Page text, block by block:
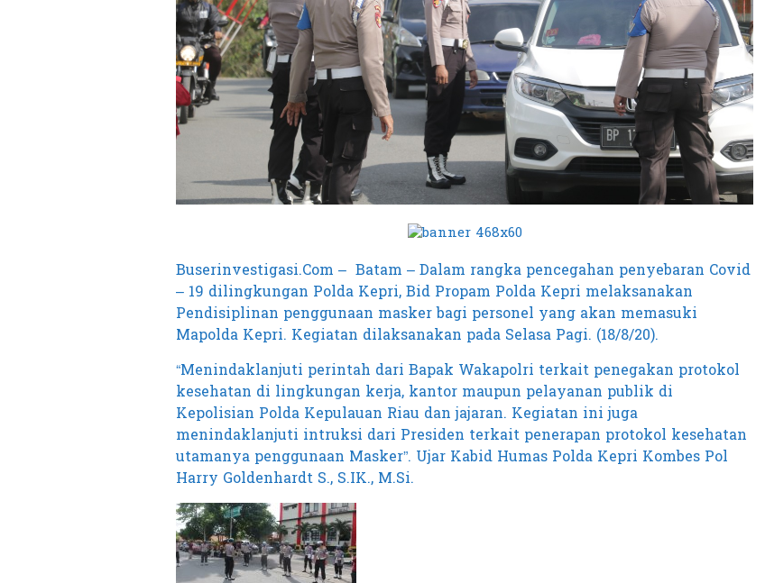
Buserinvestigasi.Com – Batam – Dalam rangka pencegahan penyebaran Covid
– 19 dilingkungan Polda Kepri, Bid Propam Polda Kepri melaksanakan
Pendisiplinan penggunaan masker bagi personel yang akan memasuki
Mapolda Kepri. Kegiatan dilaksanakan pada Selasa Pagi. (18/8/20).
“Menindaklanjuti perintah dari Bapak Wakapolri terkait penegakan protokol
kesehatan di lingkungan kerja, kantor maupun pelayanan publik di
Kepolisian Polda Kepulauan Riau dan jajaran. Kegiatan ini juga
menindaklanjuti intruksi dari Presiden terkait penerapan protokol kesehatan
utamanya penggunaan Masker”. Ujar Kabid Humas Polda Kepri Kombes Pol
Harry Goldenhardt S., S.IK., M.Si.